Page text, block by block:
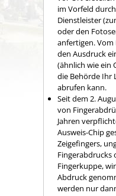
im Vorfeld
Dienstleister
oder den
anfertigen. Vom
den Ausdruck
(ähnlich wie ein
die Behörde Ihr
abrufen kann.
Seit dem 2.
von
Jahren
Ausweis-Chip
Zeigefingers,
Fingerabdrucks
Fingerkuppe,
Abdruck
werden nur